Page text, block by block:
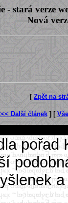
- stará verze
Nová
[ Zpět na
Další článek] [
pořad